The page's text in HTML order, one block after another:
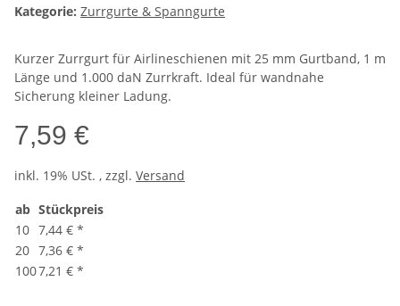
Kategorie: Zurrgurte & Spanngurte
Kurzer Zurrgurt für Airlineschienen mit 25 mm Gurtband, 1 m
Länge und 1.000 daN Zurrkraft. Ideal für wandnahe
Sicherung kleiner Ladung.
7,59 €
inkl. 19% USt. , zzgl. Versand
ab Stückpreis
10 7,44 € *
20 7,36 € *
1007,21 € *